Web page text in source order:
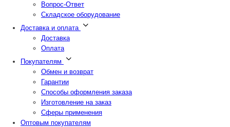
Вопрос-Ответ
Складское оборудование
Доставка и оплата
Доставка
Оплата
Покупателям
Обмен и возврат
Гарантии
Способы оформления заказа
Изготовление на заказ
Сферы применения
Оптовым покупателям